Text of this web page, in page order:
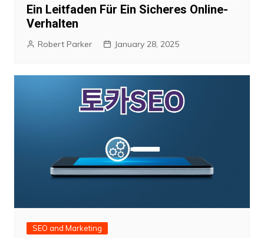
Ein Leitfaden Für Ein Sicheres Online-
Verhalten
Robert Parker January 28, 2025
SEO and Marketing